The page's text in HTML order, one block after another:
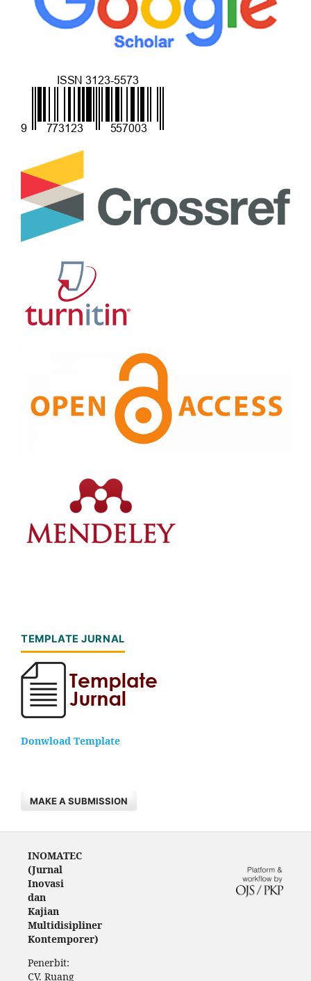
TEMPLATE JURNAL
Donwload Template
MAKE A SUBMISSION
INOMATEC
(Jurnal
Inovasi
dan
Kajian
Multidisipliner
Kontemporer)
Penerbit:
CV. Ruang